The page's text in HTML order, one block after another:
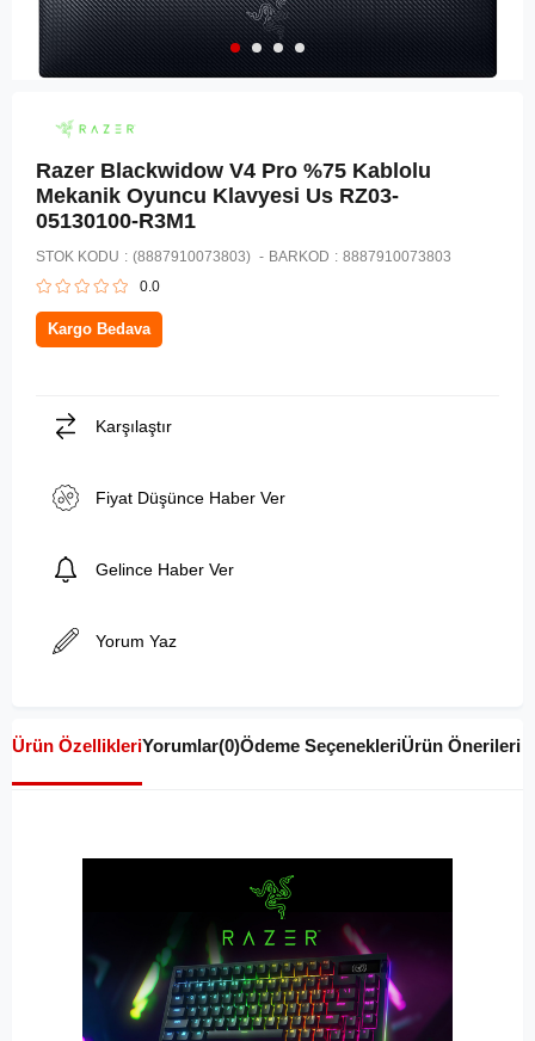
Razer Blackwidow V4 Pro %75 Kablolu
Mekanik Oyuncu Klavyesi Us RZ03-
05130100-R3M1
STOK KODU (8887910073803) BARKOD : 8887910073803
0.0
Kargo Bedava
Karşılaştır
Fiyat Düşünce Haber Ver
Gelince Haber Ver
Yorum Yaz
Ürün ÖzellikleriYorumlar(0)Ödeme SeçenekleriÜrün Önerileri